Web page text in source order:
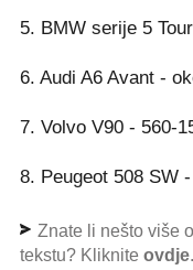
5. BMW serije 5
6. Audi A6 Avant -
7. Volvo V90 - 560-
8. Peugeot 508 SW
Znate li nešto više
tekstu? Kliknite ovdje.